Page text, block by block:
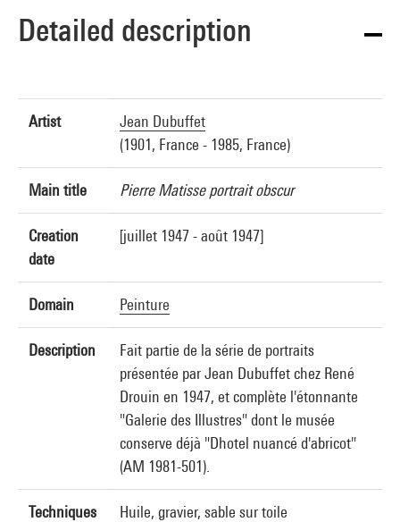
Detailed description
Artist
Jean Dubuffet
(1901, France - 1985, France)
Main title Pierre Matisse portrait obscur
Creation
date
[juillet 1947 - août 1947]
Domain Peinture
Description
Fait partie de la série de portraits
présentée par Jean Dubuffet chez René
Drouin en 1947, et complète l'étonnante
"Galerie des Illustres" dont le musée
conserve déjà "Dhotel nuancé d'abricot"
(AM 1981-501).
Techniques Huile, gravier, sable sur toile